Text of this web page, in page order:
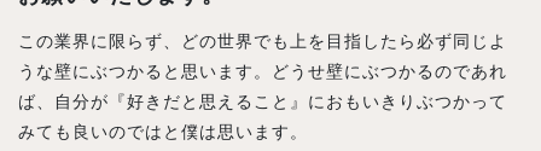
この業界に限らず、どの世界でも上を目指したら必ず同じよ
うな壁にぶつかると思います。どうせ壁にぶつかるのであれ
ば、自分が『好きだと思えること』におもいきりぶつかって
みても良いのではと僕は思います。